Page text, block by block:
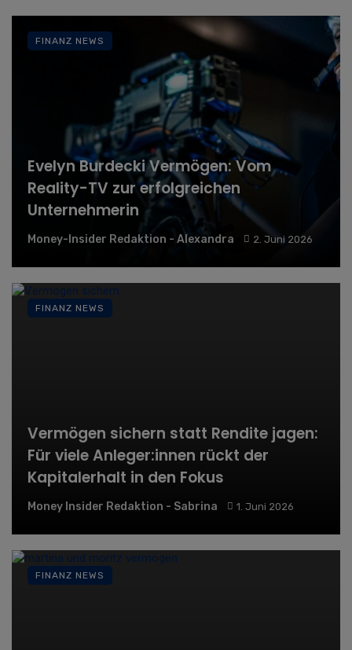
Evelyn Burdecki Vermögen: Vom
Reality-TV zur erfolgreichen
Unternehmerin
Money-Insider Redaktion - Alexandra 2. Juni 2026
FINANZ NEWS
Vermögen sichern statt Rendite jagen:
Für viele Anleger:innen rückt der
Kapitalerhalt in den Fokus
Money Insider Redaktion - Sabrina 1. Juni 2026
FINANZ NEWS
FINANZ NEWS